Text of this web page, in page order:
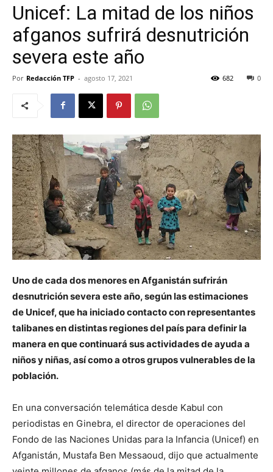
Unicef: La mitad de los niños
afganos sufrirá desnutrición
severa este año
Por Redacción TFP - agosto 17, 2021 0
682
Uno de cada dos menores en Afganistán sufrirán
desnutrición severa este año, según las estimaciones
de Unicef, que ha iniciado contacto con representantes
talibanes en distintas regiones del país para definir la
manera en que continuará sus actividades de ayuda a
niños y niñas, así como a otros grupos vulnerables de la
población.
En una conversación telemática desde Kabul con
periodistas en Ginebra, el director de operaciones del
Fondo de las Naciones Unidas para la Infancia (Unicef) en
Afganistán, Mustafa Ben Messaoud, dijo que actualmente